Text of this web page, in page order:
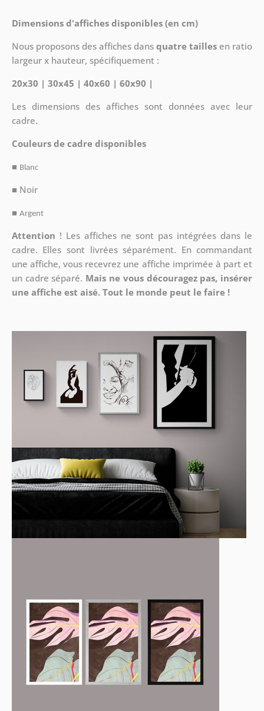
Dimensions d'affiches disponibles (en cm)
Nous proposons des affiches dansquatre tailles en ratio
largeur x hauteur, spécifiquement :
20x30 | 30x45 | 40x60 | 60x90 |
Les dimensions des affiches sont données avec leur
cadre.
Couleurs de cadre disponibles
■ Blanc
■ Noir
■ Argent
Attention ! Les affiches ne sont pas intégrées dans le
cadre. Elles sont livrées séparément. En commandant
une affiche, vous recevrez une affiche imprimée à part et
un cadre séparé. Mais ne vous découragez pas, insérer
une affiche est aisé. Tout le monde peut le faire !